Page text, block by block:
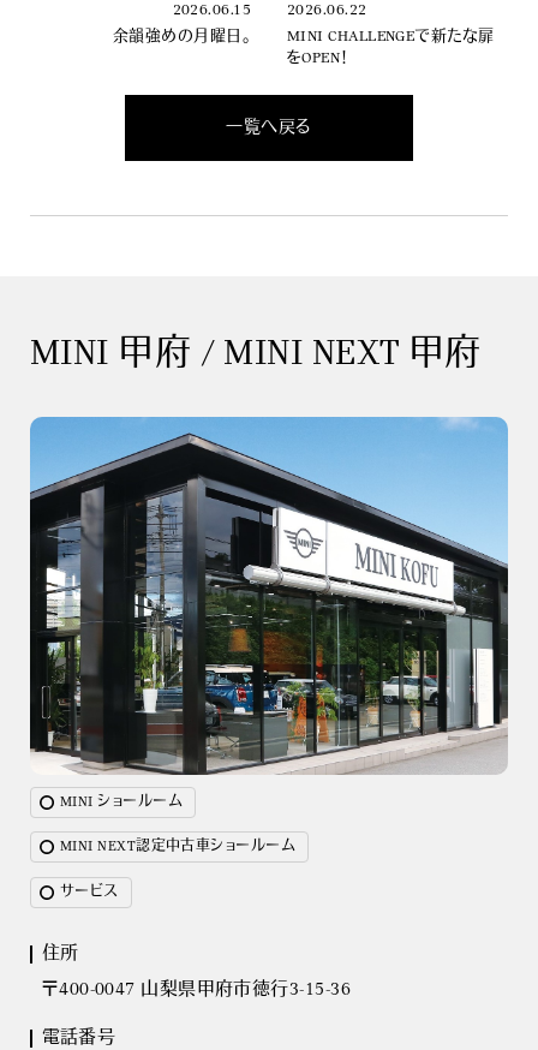
2026.06.15
余韻強めの月曜日。
2026.06.22
MINI CHALLENGEで新たな扉
をOPEN！
一覧へ戻る
MINI 甲府 / MINI NEXT 甲府
MINI ショールーム
MINI NEXT認定中古車ショールーム
サービス
住所
〒400-0047 山梨県甲府市徳行3-15-36
電話番号